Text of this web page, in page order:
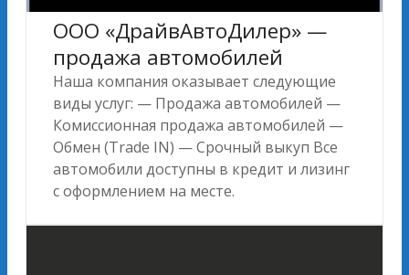
ООО «ДрайвАвтоДилер» —
продажа автомобилей
Наша компания оказывает следующие
виды услуг: — Продажа автомобилей —
Комиссионная продажа автомобилей —
Обмен (Trade IN) — Срочный выкуп Все
автомобили доступны в кредит и лизинг
с оформлением на месте.